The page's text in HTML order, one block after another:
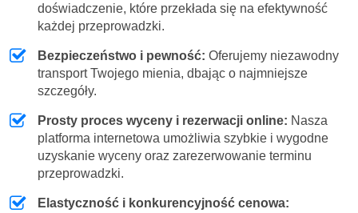
doświadczenie, które przekłada się na efektywność
każdej przeprowadzki.
Bezpieczeństwo i pewność: Oferujemy niezawodny
transport Twojego mienia, dbając o najmniejsze
szczegóły.
Prosty proces wyceny i rezerwacji online: Nasza
platforma internetowa umożliwia szybkie i wygodne
uzyskanie wyceny oraz zarezerwowanie terminu
przeprowadzki.
Elastyczność i konkurencyjność cenowa: